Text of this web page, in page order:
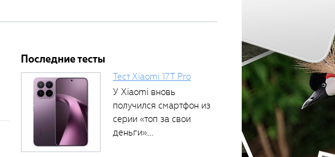
Последние тесты
Тест Xiaomi 17T Pro
У Xiaomi вновь
получился смартфон из
серии «топ за свои
деньги»....